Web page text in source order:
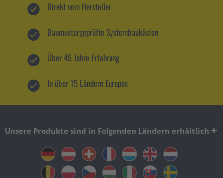
Direkt vom Hersteller
Baumustergeprüfte Systembaukästen
Über 45 Jahre Erfahrung
In über 15 Ländern Europas
Unsere Produkte sind in Folgenden Ländern erhältlich